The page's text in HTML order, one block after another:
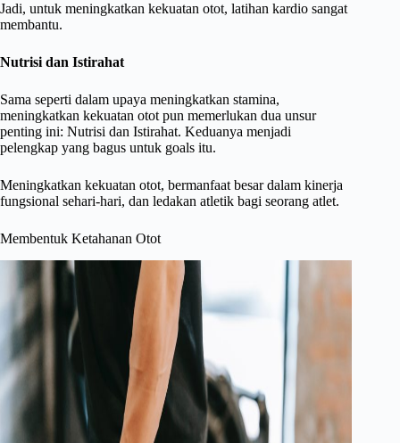
Jadi, untuk meningkatkan kekuatan otot, latihan kardio sangat
membantu.
Nutrisi dan Istirahat
Sama seperti dalam upaya meningkatkan stamina,
meningkatkan kekuatan otot pun memerlukan dua unsur
penting ini: Nutrisi dan Istirahat. Keduanya menjadi
pelengkap yang bagus untuk goals itu.
Meningkatkan kekuatan otot, bermanfaat besar dalam kinerja
fungsional sehari-hari, dan ledakan atletik bagi seorang atlet.
Membentuk Ketahanan Otot